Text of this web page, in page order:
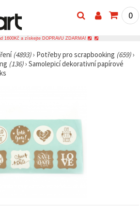
0
1600Kč a získejte DOPRAVU ZDARMA!
(4893)› Potřeby pro scrapbooking (659)›
(136)› Samolepicí dekorativní papírové